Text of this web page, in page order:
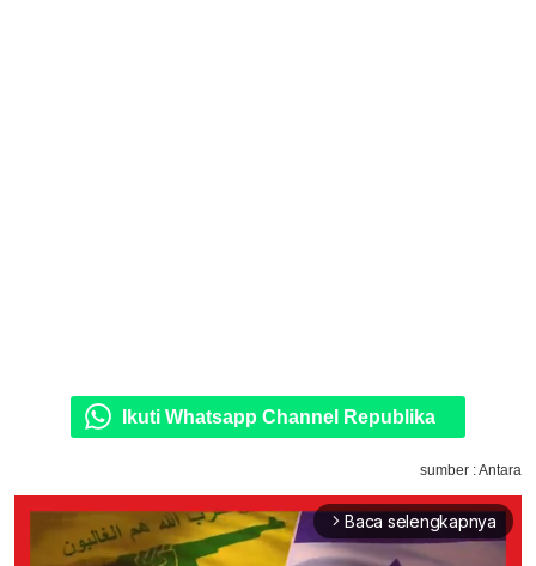
Ikuti Whatsapp Channel Republika
sumber : Antara
arrow_forward_ios Baca selengkapnya